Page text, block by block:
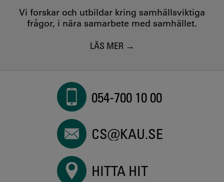
Vi forskar och utbildar kring samhällsviktiga
frågor, i nära samarbete med samhället.
LÄS MER
054-700 10 00
CS@KAU.SE
HITTA HIT